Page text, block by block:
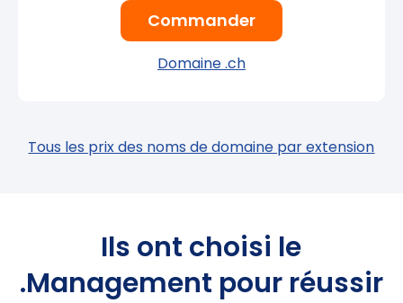
Commander
Domaine .ch
Tous les prix des noms de domaine par extension
Ils ont choisi le
.Management pour réussir